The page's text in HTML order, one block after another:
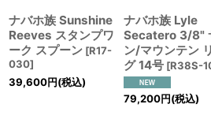
ナバホ族 Sunshine
Reeves スタンプワ
ーク スプーン [R17-
030]
39,600円(税込)
ナバホ族 Lyle
Secatero 3/8"
ン/マウンテン
グ 14号 [R38S-
79,200円(税込)